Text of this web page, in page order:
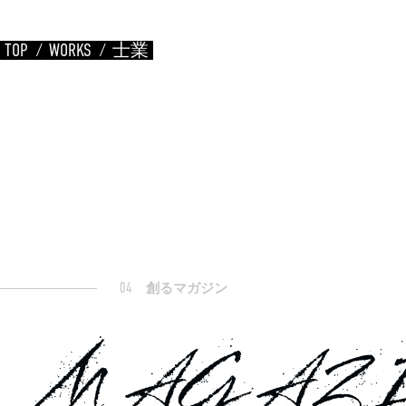
TOP WORKS 士業
04 創るマガジン